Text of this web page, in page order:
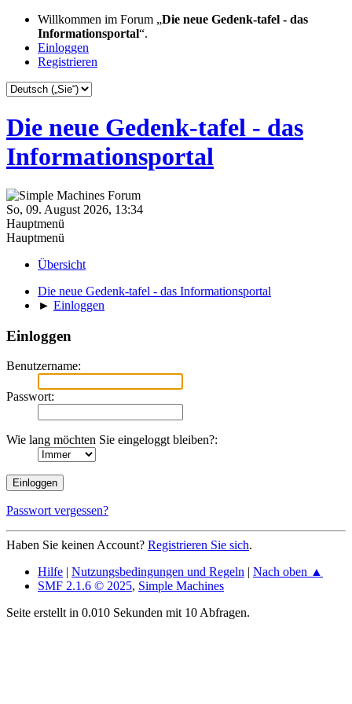
Willkommen im Forum „Die neue Gedenk-tafel - das
Informationsportal“.
Einloggen
Registrieren
Die neue Gedenk-tafel - das
Informationsportal
So, 09. August 2026, 13:34
Hauptmenü
Hauptmenü
Übersicht
Die neue Gedenk-tafel - das Informationsportal
► Einloggen
Einloggen
Benutzername:
Passwort:
Wie lang möchten Sie eingeloggt bleiben?:
Passwort vergessen?
Haben Sie keinen Account? Registrieren Sie sich.
Hilfe | Nutzungsbedingungen und Regeln | Nach oben ▲
SMF 2.1.6 © 2025, Simple Machines
Seite erstellt in 0.010 Sekunden mit 10 Abfragen.